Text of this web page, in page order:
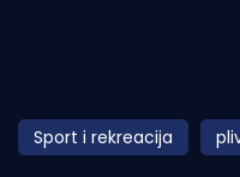
Obala
Otoci
Sport i rekreacija